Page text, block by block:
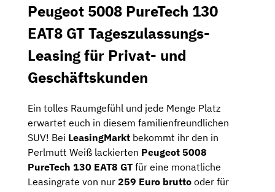
Peugeot 5008 PureTech 130
EAT8 GT Tageszulassungs-
Leasing für Privat- und
Geschäftskunden
Ein tolles Raumgefühl und jede Menge Platz
erwartet euch in diesem familienfreundlichen
SUV! Bei LeasingMarkt bekommt ihr den in
Perlmutt Weiß lackierten Peugeot 5008
PureTech 130 EAT8 GT für eine monatliche
Leasingrate von nur 259 Euro brutto oder für